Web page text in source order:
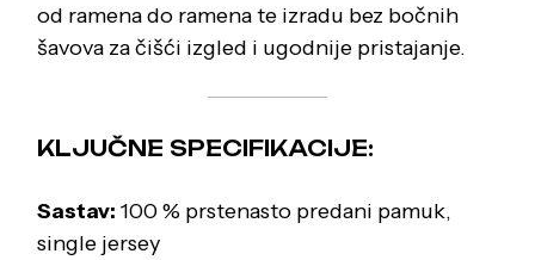
od ramena do ramena te izradu bez bočnih
šavova za čišći izgled i ugodnije pristajanje.
KLJUČNE SPECIFIKACIJE:
Sastav: 100 % prstenasto predani pamuk,
single jersey